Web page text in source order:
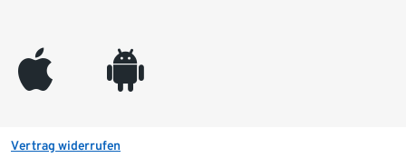
appleinc android
Vertrag widerrufen